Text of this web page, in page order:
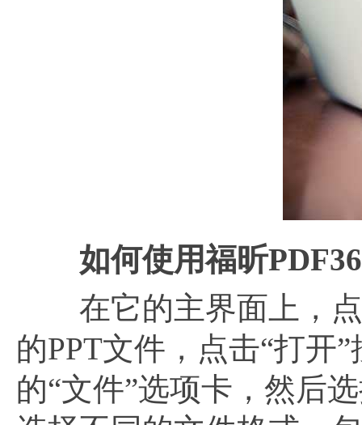
如何使用福昕
在它的主界面上，点
的PPT文件，点击“打开
的“文件”选项卡，然后